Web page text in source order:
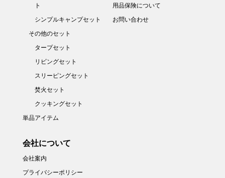
ト
シンプルキャンプセット
その他のセット
タープセット
リビングセット
スリーピングセット
焚火セット
クッキングセット
単品アイテム
用品保険について
お問い合わせ
会社について
会社案内
プライバシーポリシー